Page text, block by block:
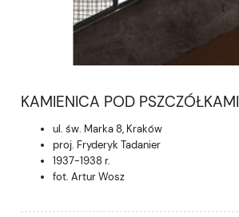
KAMIENICA POD PSZCZÓŁKAMI
ul. św. Marka 8, Kraków
proj. Fryderyk Tadanier
1937-1938 r.
fot. Artur Wosz